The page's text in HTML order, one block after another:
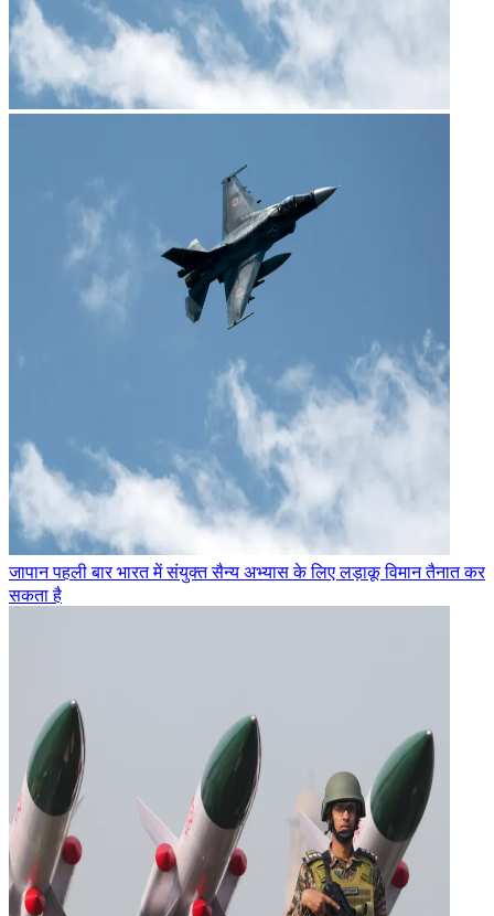
जापान पहली बार भारत में संयुक्त सैन्य अभ्यास के लिए लड़ाकू विमान तैनात कर
सकता है